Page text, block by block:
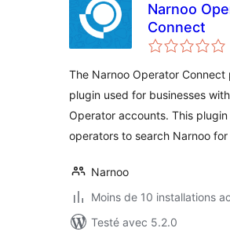
Narnoo
Connect
The Narnoo Operator Connect
plugin used for businesses
Operator accounts. This plugin
operators to search Narnoo
Narnoo
Moins de 10 installations
Testé avec 5.2.0